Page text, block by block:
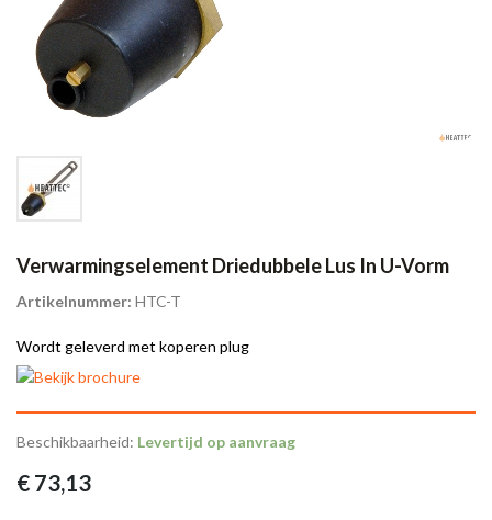
Verwarmingselement Driedubbele Lus In U-Vorm
Artikelnummer: HTC-T
Wordt geleverd met koperen plug
Beschikbaarheid: Levertijd op aanvraag
€ 73,13